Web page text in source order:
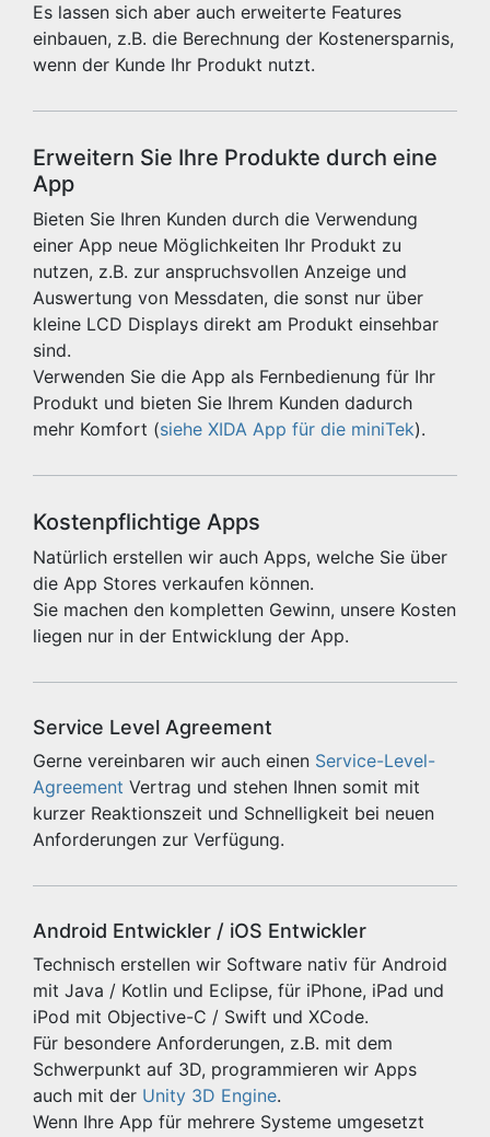
Es lassen sich aber auch erweiterte Features
einbauen, z.B. die Berechnung der Kostenersparnis,
wenn der Kunde Ihr Produkt nutzt.
Erweitern Sie Ihre Produkte durch eine
App
Bieten Sie Ihren Kunden durch die Verwendung
einer App neue Möglichkeiten Ihr Produkt zu
nutzen, z.B. zur anspruchsvollen Anzeige und
Auswertung von Messdaten, die sonst nur über
kleine LCD Displays direkt am Produkt einsehbar
sind.
Verwenden Sie die App als Fernbedienung für Ihr
Produkt und bieten Sie Ihrem Kunden dadurch
mehr Komfort (siehe XIDA App für die miniTek).
Kostenpflichtige Apps
Natürlich erstellen wir auch Apps, welche Sie über
die App Stores verkaufen können.
Sie machen den kompletten Gewinn, unsere Kosten
liegen nur in der Entwicklung der App.
Service Level Agreement
Gerne vereinbaren wir auch einen Service-Level-
Agreement Vertrag und stehen Ihnen somit mit
kurzer Reaktionszeit und Schnelligkeit bei neuen
Anforderungen zur Verfügung.
Android Entwickler / iOS Entwickler
Technisch erstellen wir Software nativ für Android
mit Java / Kotlin und Eclipse, für iPhone, iPad und
iPod mit Objective-C / Swift und XCode.
Für besondere Anforderungen, z.B. mit dem
Schwerpunkt auf 3D, programmieren wir Apps
auch mit der Unity 3D Engine.
Wenn Ihre App für mehrere Systeme umgesetzt